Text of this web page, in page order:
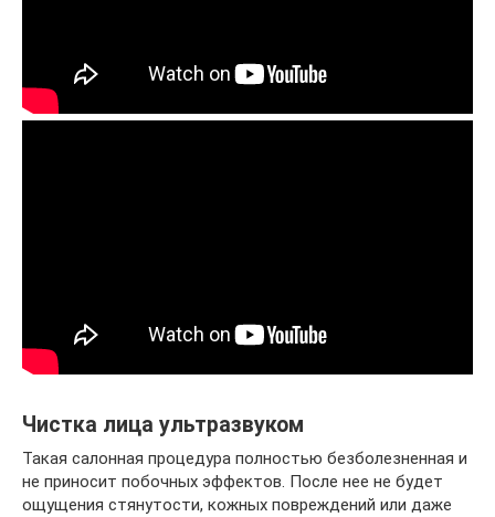
Чистка лица ультразвуком
Такая салонная процедура полностью безболезненная и
не приносит побочных эффектов. После нее не будет
ощущения стянутости, кожных повреждений или даже